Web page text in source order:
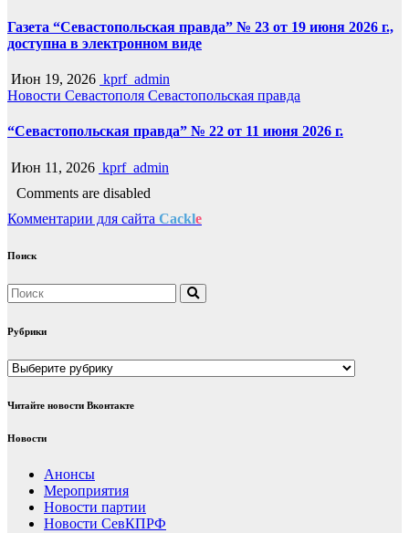
Газета “Севастопольская правда” № 23 от 19 июня 2026 г.,
доступна в электронном виде
Июн 19, 2026 kprf_admin
Новости Севастополя Севастопольская правда
“Севастопольская правда” № 22 от 11 июня 2026 г.
Июн 11, 2026 kprf_admin
Comments are disabled
Комментарии для сайта Cackle
Поиск
Рубрики
Рубрики
Читайте новости Вконтакте
Новости
Анонсы
Мероприятия
Новости партии
Новости СевКПРФ